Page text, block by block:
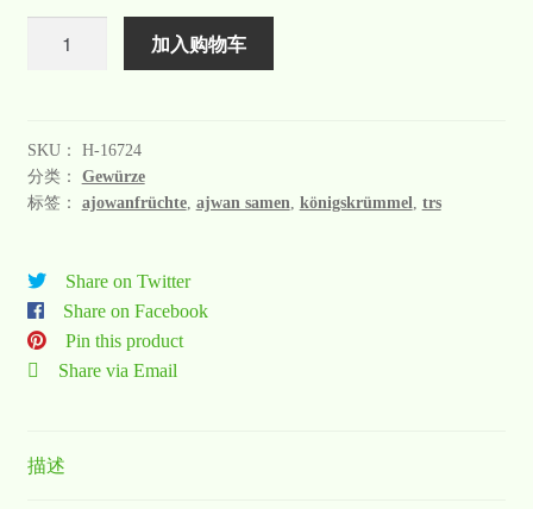
加入购物车
SKU： H-16724
分类： Gewürze
标签： ajowanfrüchte, ajwan samen königskrümmel trs
Share on Twitter
Share on Facebook
Pin this product
Share via Email
描述